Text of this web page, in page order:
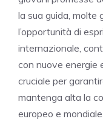
la sua guida,
l’opportunità di
internazionale,
con nuove energie
cruciale per
mantenga alta la
europeo e mondiale.